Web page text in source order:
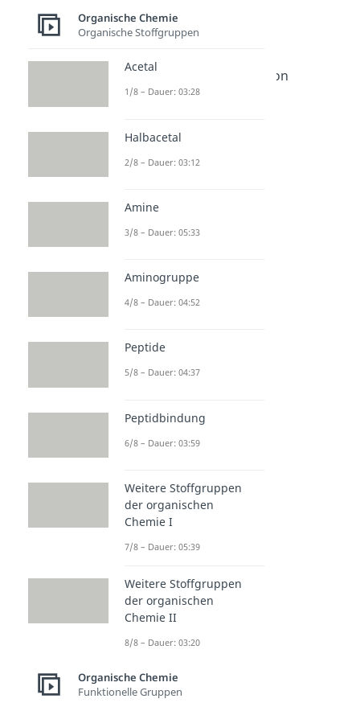
Polymerisation
Dauer: 05:19
Monomer
Dauer: 04:52
Radikalische Polymerisation
Dauer: 04:58
Polykondensation
Dauer: 05:30
Organische Chemie
Organische Stoffgruppen
Acetal
1/8 – Dauer: 03:28
Halbacetal
2/8 – Dauer: 03:12
Amine
3/8 – Dauer: 05:33
Aminogruppe
4/8 – Dauer: 04:52
Peptide
5/8 – Dauer: 04:37
Peptidbindung
6/8 – Dauer: 03:59
Weitere Stoffgruppen
der organischen
Chemie I
7/8 – Dauer: 05:39
Weitere Stoffgruppen
der organischen
Chemie II
8/8 – Dauer: 03:20
Organische Chemie
Funktionelle Gruppen